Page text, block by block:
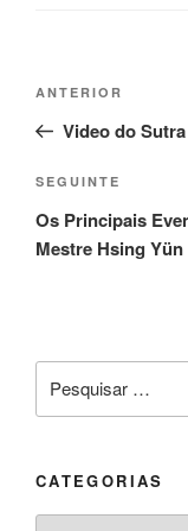
ANTERIOR
Video do
SEGUINTE
Os Principais
Mestre Hsing Yün
CATEGORIAS